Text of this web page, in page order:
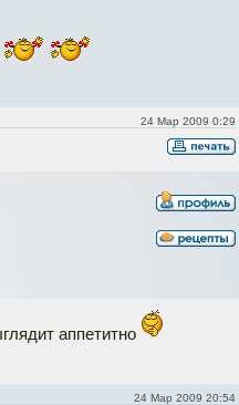
24 Мар 2009 0:29
аппетитно
24 Мар 2009 20:54